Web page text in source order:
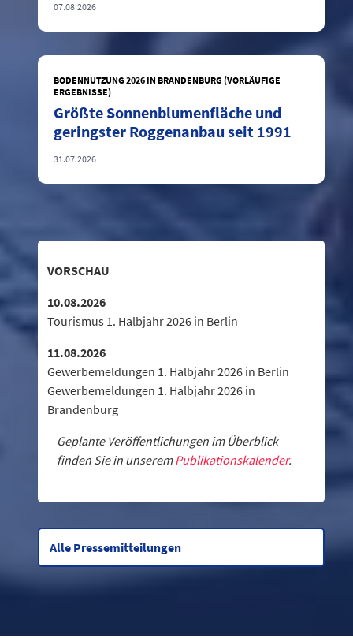
07.08.2026
BODENNUTZUNG 2026 IN BRANDENBURG (VORLÄUFIGE
ERGEBNISSE)
Größte Sonnenblumenfläche und
geringster Roggenanbau seit 1991
31.07.2026
VORSCHAU
10.08.2026
Tourismus 1. Halbjahr 2026 in Berlin
11.08.2026
Gewerbemeldungen 1. Halbjahr 2026 in Berlin
Gewerbemeldungen 1. Halbjahr 2026 in
Brandenburg
Geplante Veröffentlichungen im Überblick
finden Sie in unseremPublikationskalender.
Alle Pressemitteilungen